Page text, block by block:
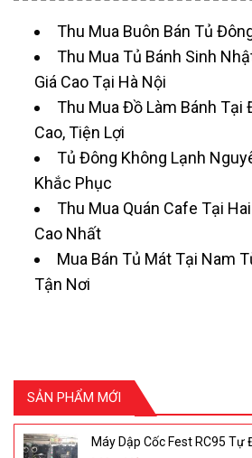
SẢN PHẨM MỚI
Máy Dập Cốc Fest RC95 Tự
Thu Mua Buôn Bán Tủ
Thu Mua Tủ Bánh Sinh
Giá Cao Tại Hà Nội
Thu Mua Đồ Làm Bánh Tại
Cao, Tiện Lợi
Tủ Đông Không Lạnh
Khắc Phục
Thu Mua Quán Cafe Tại
Cao Nhất
Mua Bán Tủ Mát Tại Nam
Tận Nơi